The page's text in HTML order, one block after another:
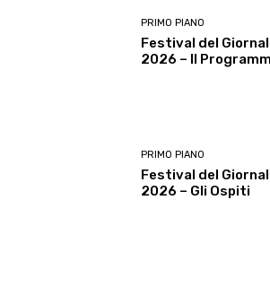
PRIMO PIANO
Festival del
2026 – Il
PRIMO PIANO
Festival del
2026 – Gli Ospiti